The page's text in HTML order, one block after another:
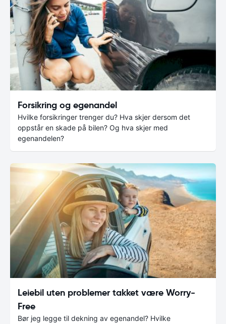
Forsikring og egenandel
Hvilke forsikringer trenger du? Hva skjer dersom det
oppstår en skade på bilen? Og hva skjer med
egenandelen?
Leiebil uten problemer takket være Worry-
Free
Bør jeg legge til dekning av egenandel? Hvilke